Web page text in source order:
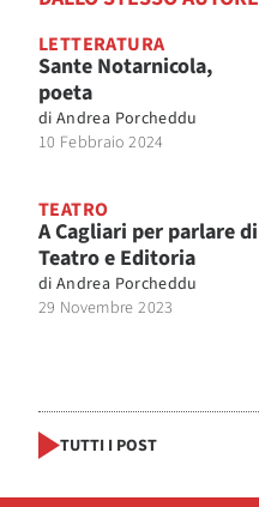
LETTERATURA
Sante Notarnicola,
poeta
di Andrea Porcheddu
10 Febbraio 2024
TEATRO
A Cagliari per parlare di
Teatro e Editoria
di Andrea Porcheddu
29 Novembre 2023
TUTTI I POST